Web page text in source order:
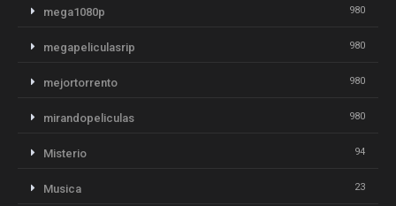
mega1080p 980
megapeliculasrip 980
mejortorrento 980
mirandopeliculas 980
Misterio 94
Musica 23